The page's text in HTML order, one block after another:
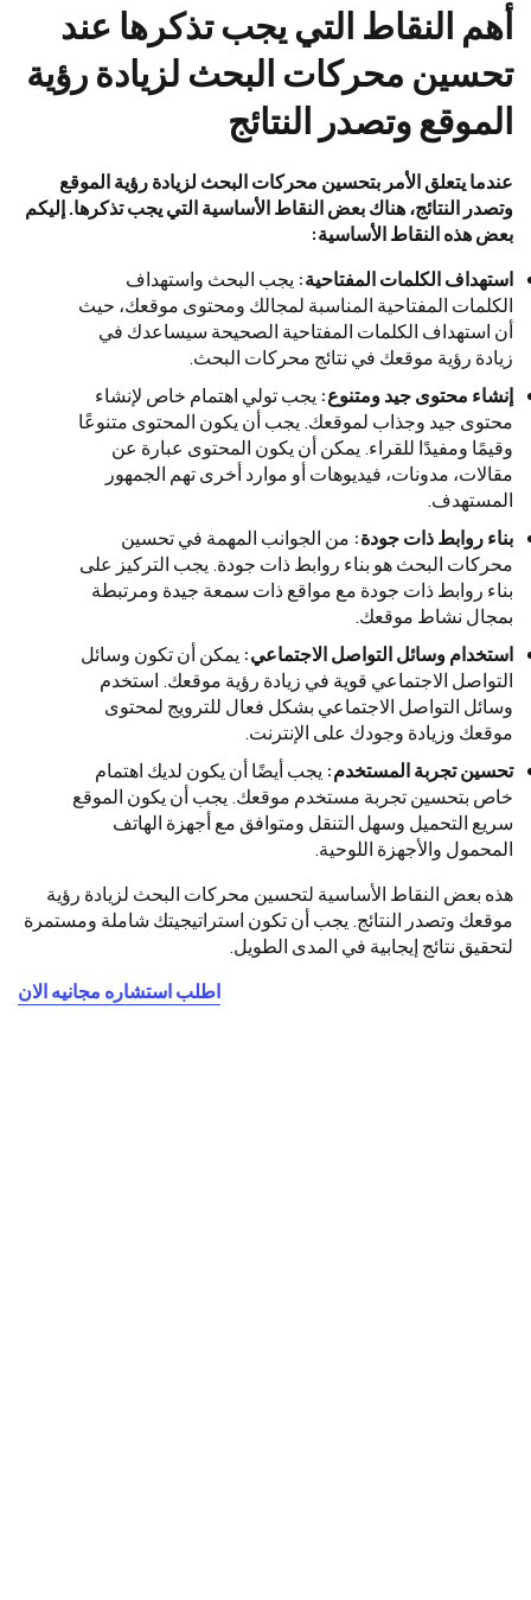
أهم النقاط التي يجب تذكرها عند
تحسين محركات البحث لزيادة رؤية
الموقع وتصدر النتائج
عندما يتعلق الأمر بتحسين محركات البحث لزيادة رؤية الموقع
وتصدر النتائج، هناك بعض النقاط الأساسية التي يجب تذكرها. إليكم
بعض هذه النقاط الأساسية:
استهداف الكلمات المفتاحية: يجب البحث واستهداف
الكلمات المفتاحية المناسبة لمجالك ومحتوى موقعك، حيث
أن استهداف الكلمات المفتاحية الصحيحة سيساعدك في
زيادة رؤية موقعك في نتائج محركات البحث.
إنشاء محتوى جيد ومتنوع: يجب تولي اهتمام خاص لإنشاء
محتوى جيد وجذاب لموقعك. يجب أن يكون المحتوى متنوعًا
وقيمًا ومفيدًا للقراء. يمكن أن يكون المحتوى عبارة عن
مقالات، مدونات، فيديوهات أو موارد أخرى تهم الجمهور
المستهدف.
بناء روابط ذات جودة: من الجوانب المهمة في تحسين
محركات البحث هو بناء روابط ذات جودة. يجب التركيز على
بناء روابط ذات جودة مع مواقع ذات سمعة جيدة ومرتبطة
بمجال نشاط موقعك.
استخدام وسائل التواصل الاجتماعي: يمكن أن تكون وسائل
التواصل الاجتماعي قوية في زيادة رؤية موقعك. استخدم
وسائل التواصل الاجتماعي بشكل فعال للترويج لمحتوى
موقعك وزيادة وجودك على الإنترنت.
تحسين تجربة المستخدم: يجب أيضًا أن يكون لديك اهتمام
خاص بتحسين تجربة مستخدم موقعك. يجب أن يكون الموقع
سريع التحميل وسهل التنقل ومتوافق مع أجهزة الهاتف
المحمول والأجهزة اللوحية.
هذه بعض النقاط الأساسية لتحسين محركات البحث لزيادة رؤية
موقعك وتصدر النتائج. يجب أن تكون استراتيجيتك شاملة ومستمرة
لتحقيق نتائج إيجابية في المدى الطويل.
اطلب استشاره مجانيه الان